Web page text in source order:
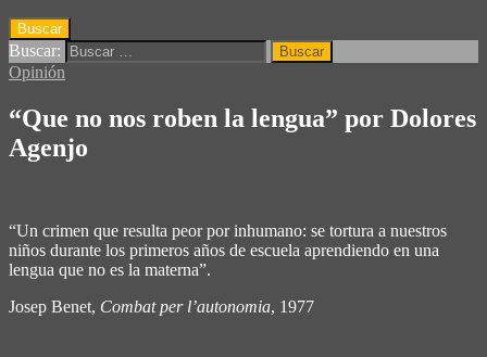
Buscar
Buscar:
Opinión
“Que no nos roben la lengua” por Dolores
Agenjo
“Un crimen que resulta peor por inhumano: se tortura a nuestros
niños durante los primeros años de escuela aprendiendo en una
lengua que no es la materna”.
Josep Benet, Combat per l’autonomia, 1977